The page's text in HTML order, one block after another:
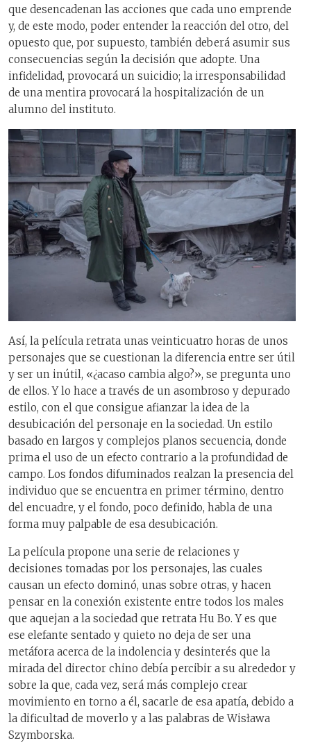
que desencadenan las acciones que cada uno emprende
y, de este modo, poder entender la reacción del otro, del
opuesto que, por supuesto, también deberá asumir sus
consecuencias según la decisión que adopte. Una
infidelidad, provocará un suicidio; la irresponsabilidad
de una mentira provocará la hospitalización de un
alumno del instituto.
Así, la película retrata unas veinticuatro horas de unos
personajes que se cuestionan la diferencia entre ser útil
y ser un inútil, «¿acaso cambia algo?», se pregunta uno
de ellos. Y lo hace a través de un asombroso y depurado
estilo, con el que consigue afianzar la idea de la
desubicación del personaje en la sociedad. Un estilo
basado en largos y complejos planos secuencia, donde
prima el uso de un efecto contrario a la profundidad de
campo. Los fondos difuminados realzan la presencia del
individuo que se encuentra en primer término, dentro
del encuadre, y el fondo, poco definido, habla de una
forma muy palpable de esa desubicación.
La película propone una serie de relaciones y
decisiones tomadas por los personajes, las cuales
causan un efecto dominó, unas sobre otras, y hacen
pensar en la conexión existente entre todos los males
que aquejan a la sociedad que retrata Hu Bo. Y es que
ese elefante sentado y quieto no deja de ser una
metáfora acerca de la indolencia y desinterés que la
mirada del director chino debía percibir a su alrededor y
sobre la que, cada vez, será más complejo crear
movimiento en torno a él, sacarle de esa apatía, debido a
la dificultad de moverlo y a las palabras de Wisława
Szymborska.